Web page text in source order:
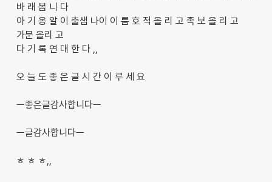
바 래 봅 니 다
아 기 옹 알 이 출샘 나이 이 름 호 적 올 리 고 족 보 올 리 고
가문 올리 고
다 기 록 연 대 한 다 ,,
오 늘 도 좋 은 글 시 간 이 루 세 요
ㅡ좋은글감사합니다ㅡ
ㅡ글감사합니다ㅡ
ㅎ ㅎ ㅎ,,